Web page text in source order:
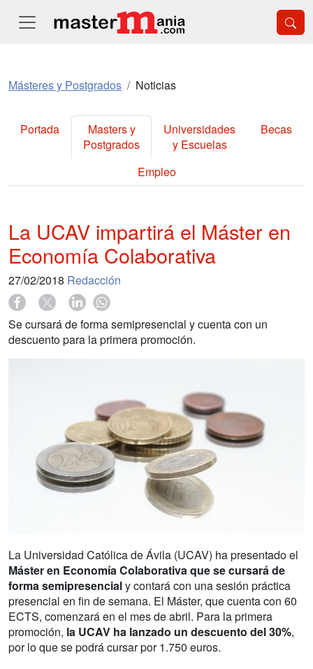
Másteres y Postgrados Noticias
Portada
Masters y
Postgrados
Universidades
y Escuelas
Becas
Empleo
La UCAV impartirá el Máster en
Economía Colaborativa
27/02/2018 Redacción
Se cursará de forma semipresencial y cuenta con un
descuento para la primera promoción.
La Universidad Católica de Ávila (UCAV) ha presentado el
Máster en Economía Colaborativa que se cursará de
forma semipresencialy contará con una sesión práctica
presencial en fin de semana. El Máster, que cuenta con 60
ECTS, comenzará en el mes de abril. Para la primera
promoción, la UCAV ha lanzado un descuento del 30%,
por lo que se podrá cursar por 1.750 euros.